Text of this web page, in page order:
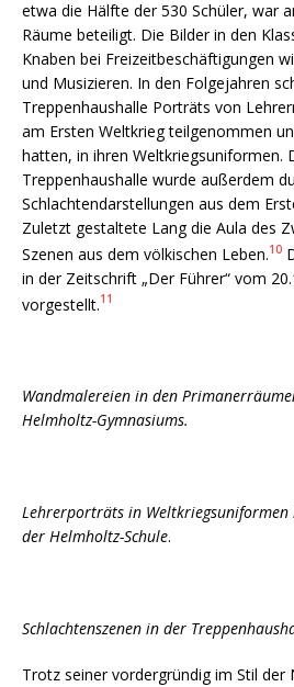
etwa die Hälfte der 530 Schüler, war
Räume beteiligt. Die Bilder in den
Knaben bei Freizeitbeschäftigungen
und Musizieren. In den Folgejahren
Treppenhaushalle Porträts von
am Ersten Weltkrieg teilgenommen
hatten, in ihren Weltkriegsuniformen.
Treppenhaushalle wurde außerdem
Schlachtendarstellungen aus dem
Zuletzt gestaltete Lang die Aula des
Szenen aus dem völkischen Leben.10
in der Zeitschrift „Der Führer“ vom
vorgestellt.11
Wandmalereien in den
Helmholtz-Gymnasiums.
Lehrerporträts in Weltkriegsuniformen
der Helmholtz-Schule.
Schlachtenszenen in der
Trotz seiner vordergründig im Stil der